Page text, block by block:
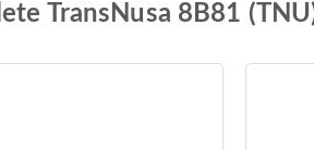
TransNusa 8B81